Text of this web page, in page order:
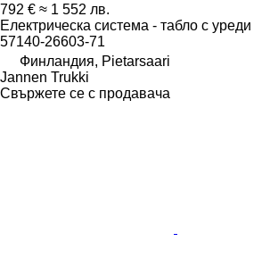
792 € ≈ 1 552 лв.
Електрическа система - табло с уреди
57140-26603-71
Финландия, Pietarsaari
Jannen Trukki
Свържете се с продавача